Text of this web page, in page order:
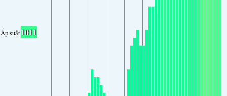
Áp suất không khí
1011